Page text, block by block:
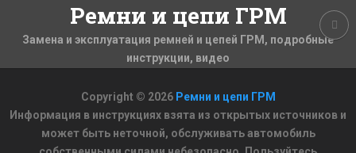
Ремни и цепи ГРМ
Замена и эксплуатация ремней и цепей ГРМ, подробные
инструкции, видео
Copyright © 2026 Ремни и цепи ГРМ
Информация в инструкциях взята из открытых источников и
может быть неточной, обслуживать автомобиль